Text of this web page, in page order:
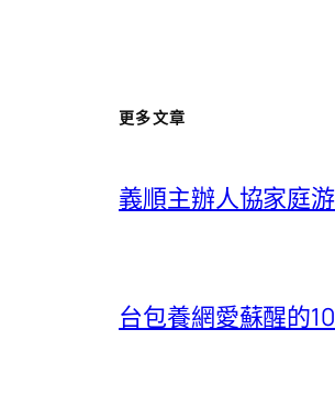
更多文章
義順主辦人協家庭
台包養網愛蘇醒的